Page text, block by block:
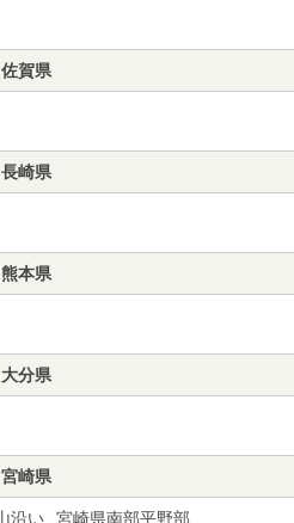
佐賀県
長崎県
熊本県
大分県
宮崎県
沿い 宮崎県南部平野部